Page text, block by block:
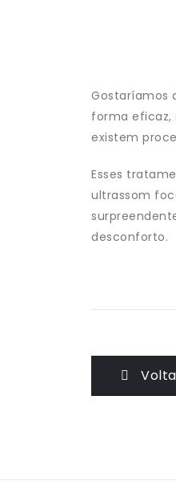
Gostaríamos
forma eficaz,
existem
Esses
ultrassom
desconforto.